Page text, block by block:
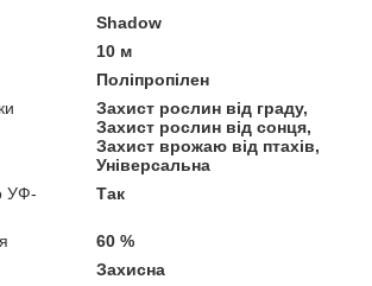
Shadow
10 м
Поліпропілен
Захист рослин від граду,
Захист рослин від сонця,
Захист врожаю від птахів,
Універсальна
УФ-
Так
60 %
Захисна